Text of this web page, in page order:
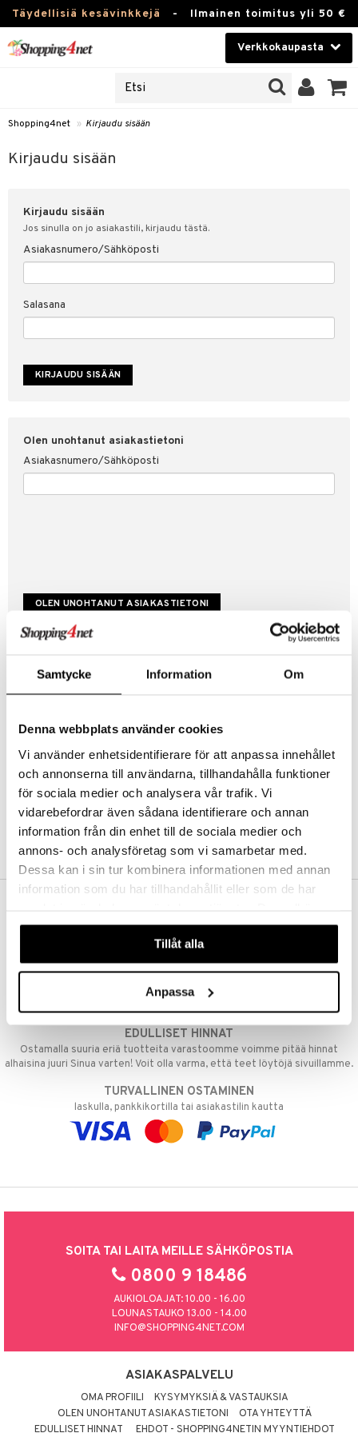
Samtycke Information Om
Denna webbplats använder cookies
Vi använder enhetsidentifierare för att anpassa innehållet
och annonserna till användarna, tillhandahålla funktioner
för sociala medier och analysera vår trafik. Vi
vidarebefordrar även sådana identifierare och annan
information från din enhet till de sociala medier och
annons- och analysföretag som vi samarbetar med.
Dessa kan i sin tur kombinera informationen med annan
information som du har tillhandahållit eller som de har
våra cookies vid fortsatt användande av vår webbplats.
Tillåt alla
Anpassa
Täydellisiä kesävinkkejä - Ilmainen toimitus yli 50 €
Verkkokaupasta
Piilolinssit
Luontaistuotteet
Fitness
Koti & Sisustus
Lelut, Lapsi & Vauva
Tuotemerkkejä
Shopping4net » Kirjaudu sisään
Kirjaudu sisään
Kirjaudu sisään
Jos sinulla on jo asiakastili, kirjaudu tästä.
Asiakasnumero/Sähköposti
Salasana
Olen unohtanut asiakastietoni
Asiakasnumero/Sähköposti
Luo uusi asiakas
Hyviä tarjouksia
Kestotilaus
Arvostele tuotteita
Toivelistat
LUO ASIAKAS
sisään
& vastauksia
myyntiehdot
suojaus
Aina maksuton vaihtoehto, huolimatta siitä ostatko yksittäisen
tuotteen tai koko tilauksellesi joka ylittää 50 €.
NOPEAT TOIMITUKSET
Ennen kello 13.00 tehdyt tilaukset lähetetään normaalisti samana
EDULLISET HINNAT
Ostamalla suuria eriä tuotteita varastoomme voimme pitää hinnat
alhaisina juuri Sinua varten! Voit olla varma, että teet löytöjä sivuillamme.
TURVALLINEN OSTAMINEN
laskulla, pankkikortilla tai asiakastilin kautta
SOITA TAI LAITA MEILLE SÄHKÖPOSTIA
0800 9 18486
AUKIOLOAJAT: 10.00 - 16.00
LOUNASTAUKO 13.00 - 14.00
INFO@SHOPPING4NET.COM
ASIAKASPALVELU
OMA PROFIILI
KYSYMYKSIÄ & VASTAUKSIA
OLEN UNOHTANUT ASIAKASTIETONI
OTA YHTEYTTÄ
EDULLISET HINNAT
EHDOT - SHOPPING4NETIN MYYNTIEHDOT